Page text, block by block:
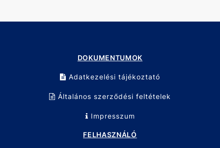
DOKUMENTUMOK
Adatkezelési tájékoztató
Általános szerződési feltételek
Impresszum
FELHASZNÁLÓ